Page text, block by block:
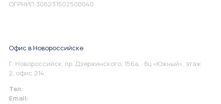
ОГРНИП 306231502500040
Офис в Новороссийске
Г. Новороссийск, пр. Дзержинского, 156а, бц «Южный», этаж
2, офис 214.
Тел:
Email: